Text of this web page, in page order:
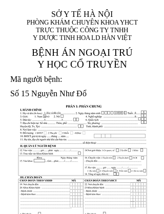
SỞ Y TẾ HÀ NỘI
PHÒNG KHÁM CHUYÊN KHOA YHCT
TRỰC THUỘC CÔNG TY TNHH
Y DƯỢC TINH HOA LD HÀN VIỆT
BỆNH ÁN NGOẠI TRÚ
Y HỌC CỔ TRUYỀN
Mã người bệnh:
Số 15 Nguyễn Như Đổ
1. Họ và tên (In
hoa):
1 9 9 5
8
8
X
X